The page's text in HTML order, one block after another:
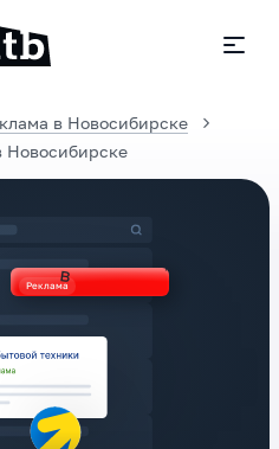
в Новосибирске
Новосибирске
Реклама